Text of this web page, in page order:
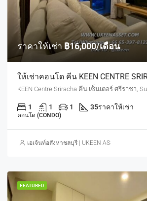
ราคาให้เช่า฿16,000/เดือน
1 1 1 35ราคาให้เช่า
คอนโด (CONDO)
เอเจ้นท์อสังหาชลบุรี | UKEEN ASSET CO., LTD.
FEATURED